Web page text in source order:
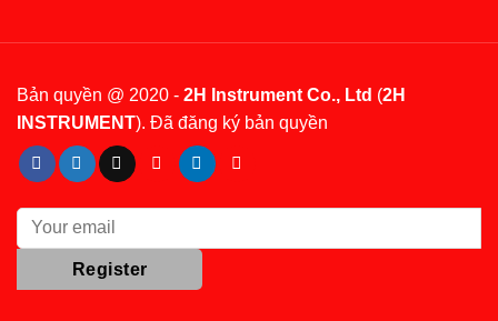
Bản quyền @ 2020 - 2H Instrument Co., Ltd (2H
INSTRUMENT). Đã đăng ký bản quyền